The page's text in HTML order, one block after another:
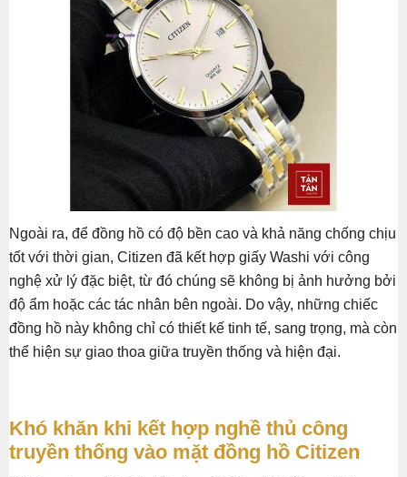
Ngoài ra, để đồng hồ có độ bền cao và khả năng chống chịu
tốt với thời gian, Citizen đã kết hợp giấy Washi với công
nghệ xử lý đặc biệt, từ đó chúng sẽ không bị ảnh hưởng bởi
độ ẩm hoặc các tác nhân bên ngoài. Do vậy, những chiếc
đồng hồ này không chỉ có thiết kế tinh tế, sang trọng, mà còn
thể hiện sự giao thoa giữa truyền thống và hiện đại.
Khó khăn khi kết hợp nghề thủ công
truyền thống vào mặt đồng hồ Citizen